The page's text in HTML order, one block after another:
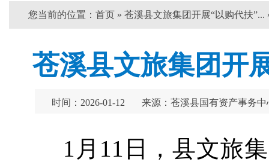
您当前的位置： 首页 » 苍溪县文旅集团开展“以购代扶”...
苍溪县文旅集团开
时间：2026-01-12 来源：苍溪县国有资产事务中
1月11日，县文旅